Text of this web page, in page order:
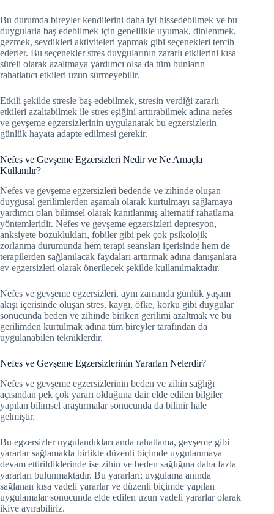
Bu durumda bireyler kendilerini daha iyi hissedebilmek ve bu
duygularla baş edebilmek için genellikle uyumak, dinlenmek,
gezmek, sevdikleri aktiviteleri yapmak gibi seçenekleri tercih
ederler. Bu seçenekler stres duygularının zararlı etkilerini kısa
süreli olarak azaltmaya yardımcı olsa da tüm bunların
rahatlatıcı etkileri uzun sürmeyebilir.
Etkili şekilde stresle baş edebilmek, stresin verdiği zararlı
etkileri azaltabilmek ile stres eşiğini arttırabilmek adına nefes
ve gevşeme egzersizlerinin uygulanarak bu egzersizlerin
günlük hayata adapte edilmesi gerekir.
Nefes ve Gevşeme Egzersizleri Nedir ve Ne Amaçla
Kullanılır?
Nefes ve gevşeme egzersizleri bedende ve zihinde oluşan
duygusal gerilimlerden aşamalı olarak kurtulmayı sağlamaya
yardımcı olan bilimsel olarak kanıtlanmış alternatif rahatlama
yöntemleridir. Nefes ve gevşeme egzersizleri depresyon,
anksiyete bozuklukları, fobiler gibi pek çok psikolojik
zorlanma durumunda hem terapi seansları içerisinde hem de
terapilerden sağlanılacak faydaları arttırmak adına danışanlara
ev egzersizleri olarak önerilecek şekilde kullanılmaktadır.
Nefes ve gevşeme egzersizleri, aynı zamanda günlük yaşam
akışı içerisinde oluşan stres, kaygı, öfke, korku gibi duygular
sonucunda beden ve zihinde biriken gerilimi azaltmak ve bu
gerilimden kurtulmak adına tüm bireyler tarafından da
uygulanabilen tekniklerdir.
Nefes ve Gevşeme Egzersizlerinin Yararları Nelerdir?
Nefes ve gevşeme egzersizlerinin beden ve zihin sağlığı
açısından pek çok yararı olduğuna dair elde edilen bilgiler
yapılan bilimsel araştırmalar sonucunda da bilinir hale
gelmiştir.
Bu egzersizler uygulandıkları anda rahatlama, gevşeme gibi
yararlar sağlamakla birlikte düzenli biçimde uygulanmaya
devam ettirildiklerinde ise zihin ve beden sağlığına daha fazla
yararları bulunmaktadır. Bu yararları; uygulama anında
sağlanan kısa vadeli yararlar ve düzenli biçimde yapılan
uygulamalar sonucunda elde edilen uzun vadeli yararlar olarak
ikiye ayırabiliriz.